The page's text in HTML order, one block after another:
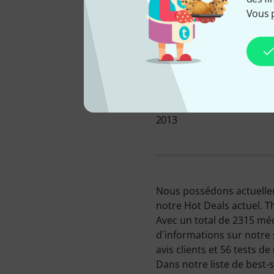
Vous
CHEZ NOUS DEPUIS
2013
Nous possédons
notre Hot Deals actuel.
Avec un total de 2315
d´informations sur notre
avis clients et 56 tests
Dans notre liste de best-